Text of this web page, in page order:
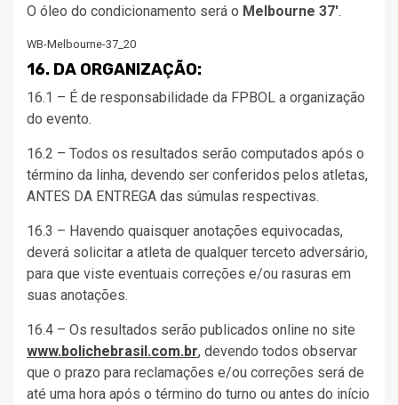
O óleo do condicionamento será o Melbourne 37′.
WB-Melbourne-37_20
16. DA ORGANIZAÇÃO:
16.1 – É de responsabilidade da FPBOL a organização
do evento.
16.2 – Todos os resultados serão computados após o
término da linha, devendo ser conferidos pelos atletas,
ANTES DA ENTREGA das súmulas respectivas.
16.3 – Havendo quaisquer anotações equivocadas,
deverá solicitar a atleta de qualquer terceto adversário,
para que viste eventuais correções e/ou rasuras em
suas anotações.
16.4 – Os resultados serão publicados online no site
www.bolichebrasil.com.br, devendo todos observar
que o prazo para reclamações e/ou correções será de
até uma hora após o término do turno ou antes do início